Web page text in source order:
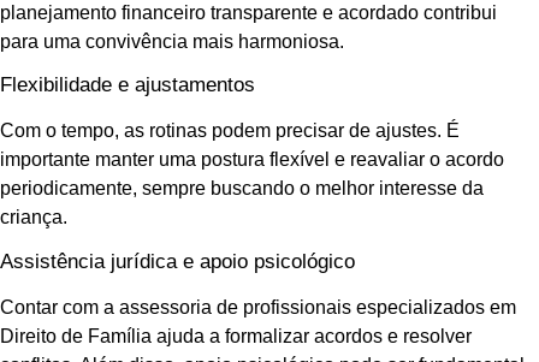
planejamento financeiro transparente e acordado contribui
para uma convivência mais harmoniosa.
Flexibilidade e ajustamentos
Com o tempo, as rotinas podem precisar de ajustes. É
importante manter uma postura flexível e reavaliar o acordo
periodicamente, sempre buscando o melhor interesse da
criança.
Assistência jurídica e apoio psicológico
Contar com a assessoria de profissionais especializados em
Direito de Família ajuda a formalizar acordos e resolver